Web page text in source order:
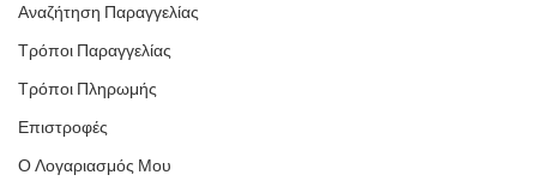
Αναζήτηση Παραγγελίας
Τρόποι Παραγγελίας
Τρόποι Πληρωμής
Επιστροφές
Ο Λογαριασμός Μου